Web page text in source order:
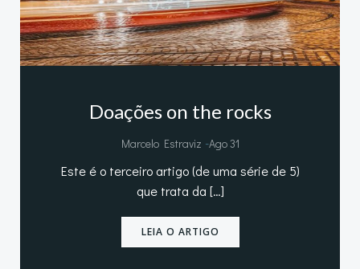
Doações on the rocks
Marcelo Estraviz -Ago 31
Este é o terceiro artigo (de uma série de 5)
que trata da […]
LEIA O ARTIGO